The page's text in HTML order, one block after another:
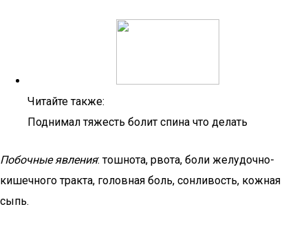
Читайте также:
Поднимал тяжесть болит спина что делать
Побочные явления: тошнота, рвота, боли желудочно-
кишечного тракта, головная боль, сонливость, кожная
сыпь.